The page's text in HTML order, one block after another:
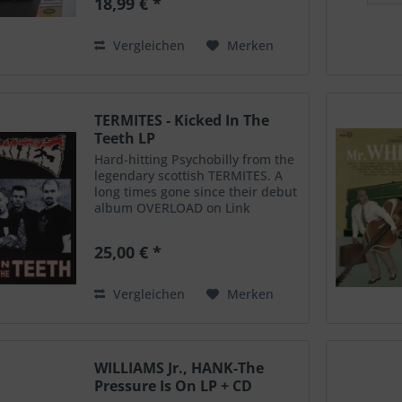
Mandalay 7. B1: Let's Get Away
Vergleichen Merken
TERMITES - Kicked In The
Teeth LP
Hard-hitting Psychobilly from the
legendary scottish TERMITES. A
long times gone since their debut
album OVERLOAD on Link
album about 20 years later. They
25,00 € *
Vergleichen Merken
WILLIAMS Jr., HANK-The
Pressure Is On LP + CD